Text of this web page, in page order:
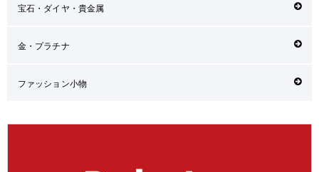
宝石・ダイヤ・貴金属
金・プラチナ
ファッション小物